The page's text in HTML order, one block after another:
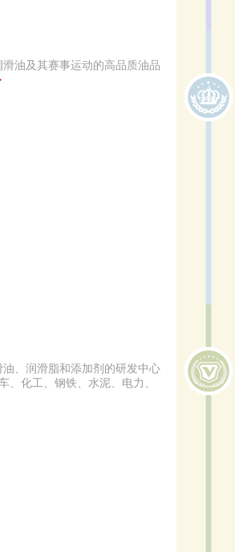
油及其赛事运动的高品质油品
、润滑脂和添加剂的研发中心
化工、钢铁、水泥、电力、